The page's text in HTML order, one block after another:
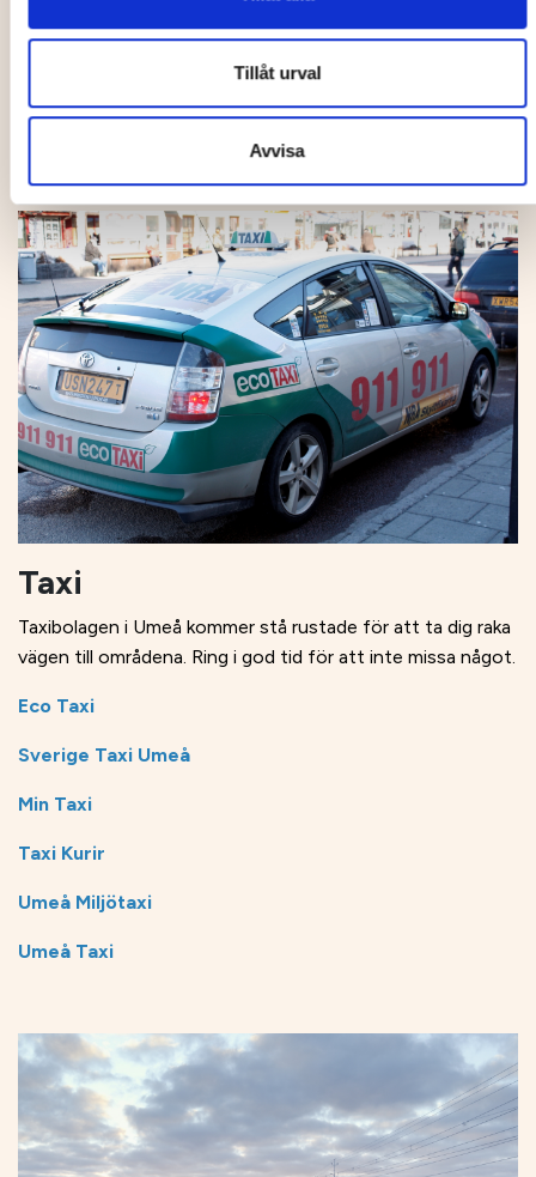
Tillåt urval
Avvisa
Allmänna frågor och svar gällande parkering och
Taxi
Taxibolagen i Umeå kommer stå rustade för att ta dig raka
vägen till områdena. Ring i god tid för att inte missa något.
Eco Taxi
Sverige Taxi Umeå
Min Taxi
Taxi Kurir
Umeå Miljötaxi
Umeå Taxi